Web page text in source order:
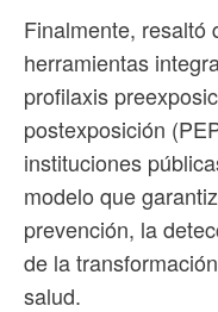
Finalmente, resaltó
herramientas
profilaxis
postexposición
instituciones
modelo que
prevención, la
de la
salud.